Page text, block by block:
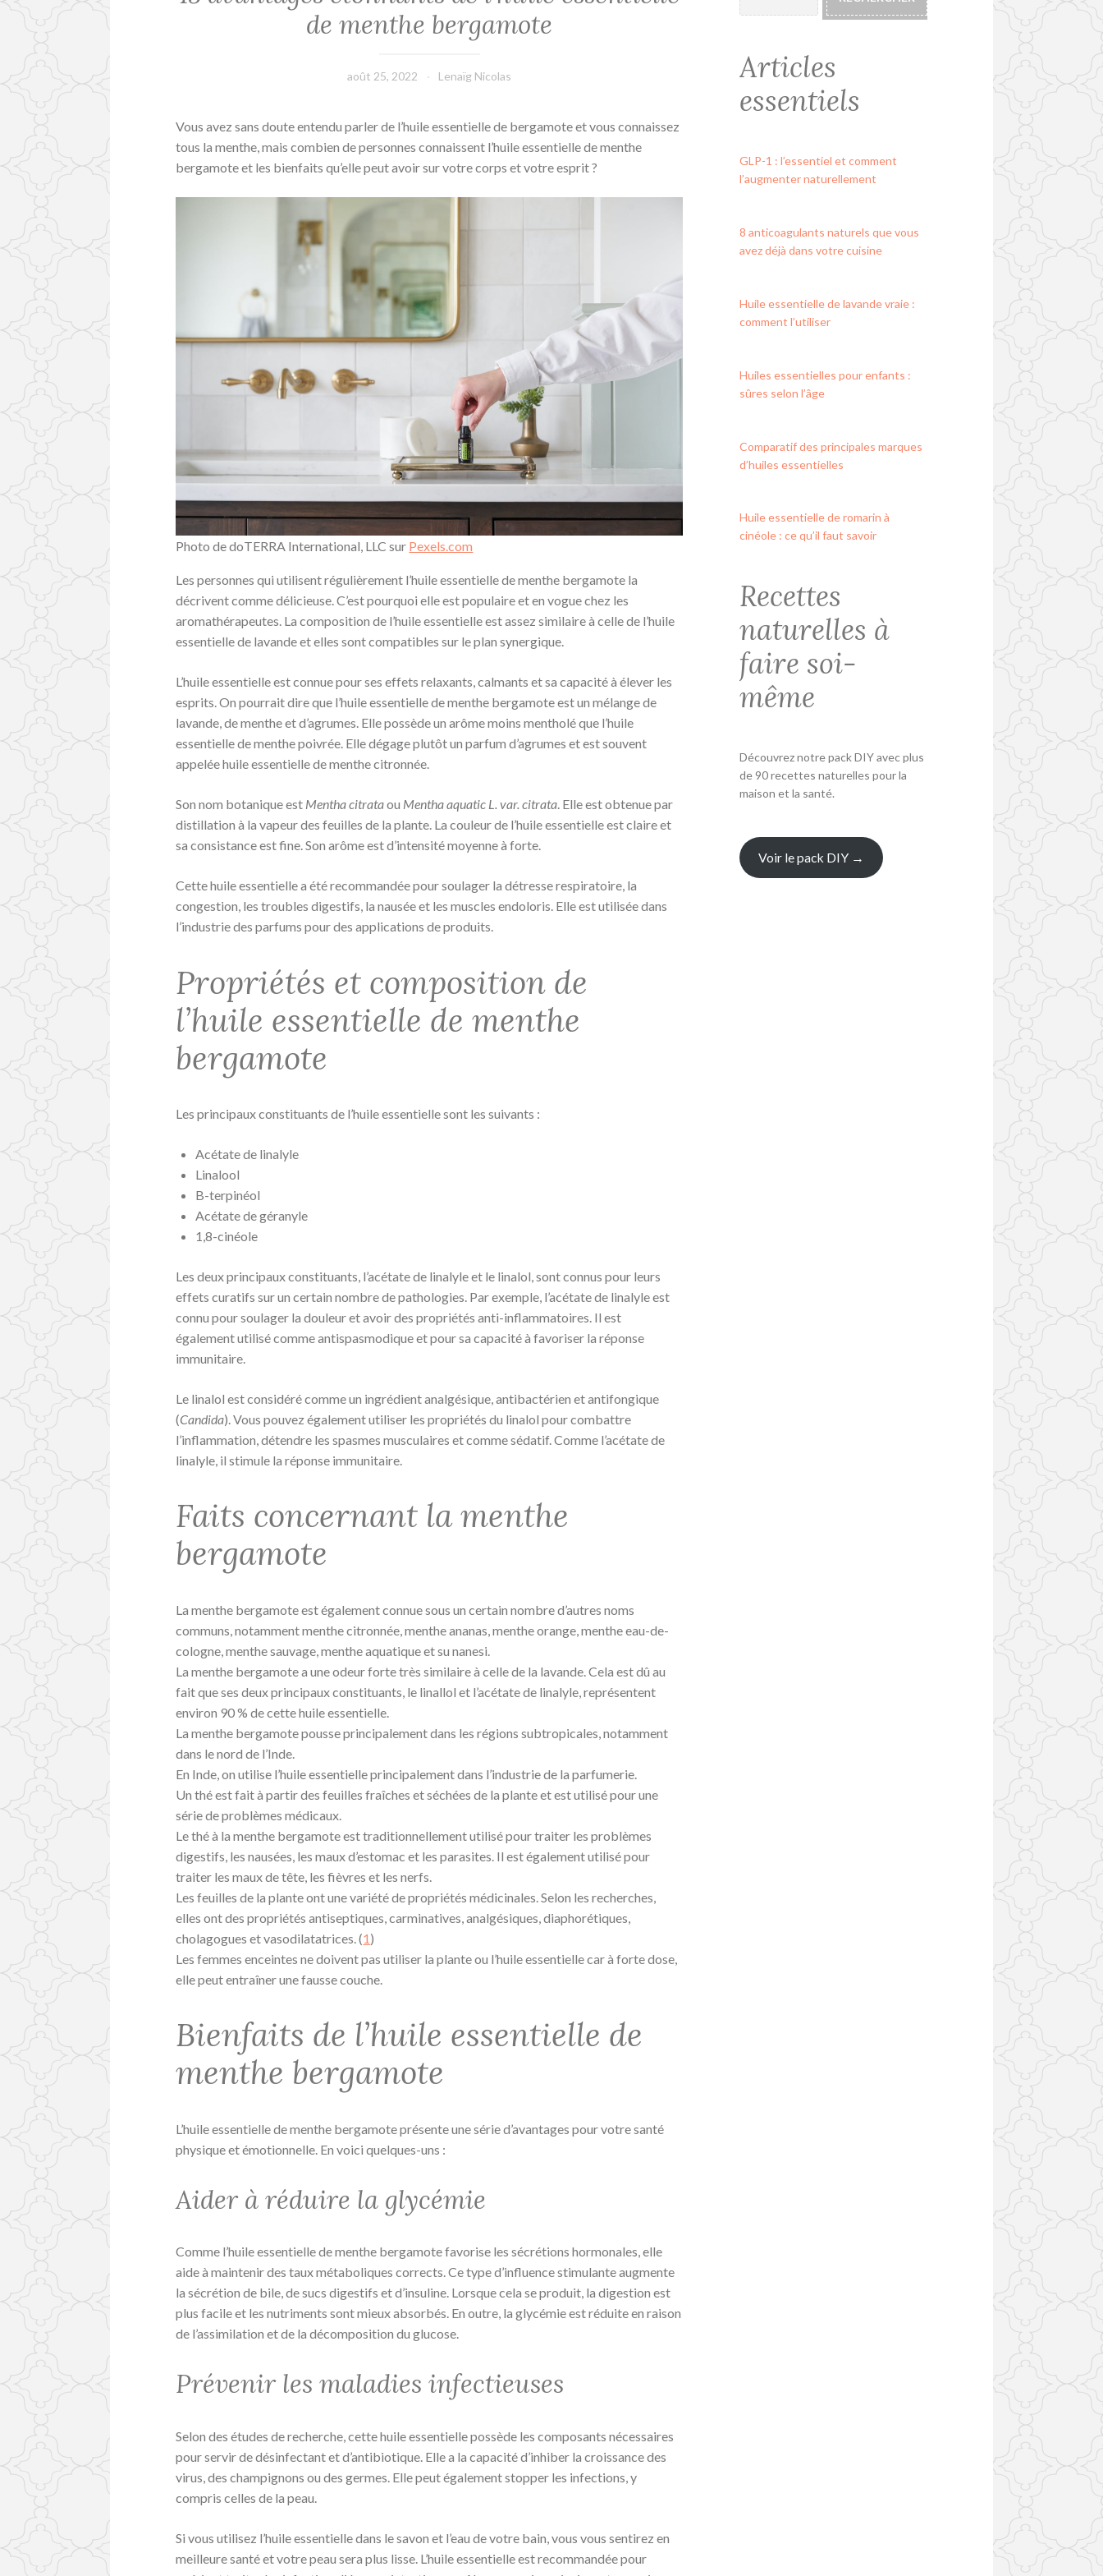
de menthe bergamote
août 25, 2022 Lenaïg Nicolas
Vous avez sans doute entendu parler de l’huile essentielle de bergamote et vous connaissez
tous la menthe, mais combien de personnes connaissent l’huile essentielle de menthe
bergamote et les bienfaits qu’elle peut avoir sur votre corps et votre esprit ?
Photo de doTERRA International, LLC sur Pexels.com
Les personnes qui utilisent régulièrement l’huile essentielle de menthe bergamote la
décrivent comme délicieuse. C’est pourquoi elle est populaire et en vogue chez les
aromathérapeutes. La composition de l’huile essentielle est assez similaire à celle de l’huile
essentielle de lavande et elles sont compatibles sur le plan synergique.
L’huile essentielle est connue pour ses effets relaxants, calmants et sa capacité à élever les
esprits. On pourrait dire que l’huile essentielle de menthe bergamote est un mélange de
lavande, de menthe et d’agrumes. Elle possède un arôme moins mentholé que l’huile
essentielle de menthe poivrée. Elle dégage plutôt un parfum d’agrumes et est souvent
appelée huile essentielle de menthe citronnée.
Son nom botanique est Mentha citrataou Mentha aquatic L. var. citrata. Elle est obtenue par
distillation à la vapeur des feuilles de la plante. La couleur de l’huile essentielle est claire et
sa consistance est fine. Son arôme est d’intensité moyenne à forte.
Cette huile essentielle a été recommandée pour soulager la détresse respiratoire, la
congestion, les troubles digestifs, la nausée et les muscles endoloris. Elle est utilisée dans
l’industrie des parfums pour des applications de produits.
Propriétés et composition de
l’huile essentielle de menthe
bergamote
Les principaux constituants de l’huile essentielle sont les suivants :
Acétate de linalyle
Linalool
B-terpinéol
Acétate de géranyle
1,8-cinéole
Les deux principaux constituants, l’acétate de linalyle et le linalol, sont connus pour leurs
effets curatifs sur un certain nombre de pathologies. Par exemple, l’acétate de linalyle est
connu pour soulager la douleur et avoir des propriétés anti-inflammatoires. Il est
également utilisé comme antispasmodique et pour sa capacité à favoriser la réponse
immunitaire.
Le linalol est considéré comme un ingrédient analgésique, antibactérien et antifongique
(Candida). Vous pouvez également utiliser les propriétés du linalol pour combattre
l’inflammation, détendre les spasmes musculaires et comme sédatif. Comme l’acétate de
linalyle, il stimule la réponse immunitaire.
Faits concernant la menthe
bergamote
La menthe bergamote est également connue sous un certain nombre d’autres noms
communs, notamment menthe citronnée, menthe ananas, menthe orange, menthe eau-de-
cologne, menthe sauvage, menthe aquatique et su nanesi.
La menthe bergamote a une odeur forte très similaire à celle de la lavande. Cela est dû au
fait que ses deux principaux constituants, le linallol et l’acétate de linalyle, représentent
environ 90 % de cette huile essentielle.
La menthe bergamote pousse principalement dans les régions subtropicales, notamment
dans le nord de l’Inde.
En Inde, on utilise l’huile essentielle principalement dans l’industrie de la parfumerie.
Un thé est fait à partir des feuilles fraîches et séchées de la plante et est utilisé pour une
série de problèmes médicaux.
Le thé à la menthe bergamote est traditionnellement utilisé pour traiter les problèmes
digestifs, les nausées, les maux d’estomac et les parasites. Il est également utilisé pour
traiter les maux de tête, les fièvres et les nerfs.
Les feuilles de la plante ont une variété de propriétés médicinales. Selon les recherches,
elles ont des propriétés antiseptiques, carminatives, analgésiques, diaphorétiques,
cholagogues et vasodilatatrices. (1)
Les femmes enceintes ne doivent pas utiliser la plante ou l’huile essentielle car à forte dose,
elle peut entraîner une fausse couche.
Bienfaits de l’huile essentielle de
menthe bergamote
L’huile essentielle de menthe bergamote présente une série d’avantages pour votre santé
physique et émotionnelle. En voici quelques-uns :
Aider à réduire la glycémie
Comme l’huile essentielle de menthe bergamote favorise les sécrétions hormonales, elle
aide à maintenir des taux métaboliques corrects. Ce type d’influence stimulante augmente
la sécrétion de bile, de sucs digestifs et d’insuline. Lorsque cela se produit, la digestion est
plus facile et les nutriments sont mieux absorbés. En outre, la glycémie est réduite en raison
de l’assimilation et de la décomposition du glucose.
Prévenir les maladies infectieuses
Selon des études de recherche, cette huile essentielle possède les composants nécessaires
pour servir de désinfectant et d’antibiotique. Elle a la capacité d’inhiber la croissance des
virus, des champignons ou des germes. Elle peut également stopper les infections, y
compris celles de la peau.
Si vous utilisez l’huile essentielle dans le savon et l’eau de votre bain, vous vous sentirez en
meilleure santé et votre peau sera plus lisse. L’huile essentielle est recommandée pour
Articles
essentiels
GLP-1 : l’essentiel et comment
l’augmenter naturellement
8 anticoagulants naturels que vous
avez déjà dans votre cuisine
Huile essentielle de lavande vraie :
comment l’utiliser
Huiles essentielles pour enfants :
sûres selon l’âge
Comparatif des principales marques
d’huiles essentielles
Huile essentielle de romarin à
cinéole : ce qu’il faut savoir
Recettes
naturelles à
faire soi-
même
Découvrez notre pack DIY avec plus
de 90 recettes naturelles pour la
maison et la santé.
Voir le pack DIY →